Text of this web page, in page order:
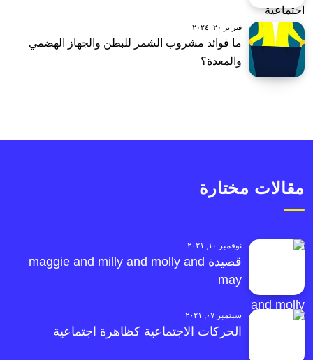
فبراير ٢٠, ٢٠٢٤
ما فوائد مشروب الشمر للبطن والجهاز الهضمي
والمعدة؟
مقالات مختارة
نوفمبر ١٠, ٢٠٢١
قصيدة maggie and milly and molly and
may
سبتمبر ٠٧, ٢٠٢١
الحركات الاجتماعية كظاهرة اجتماعية